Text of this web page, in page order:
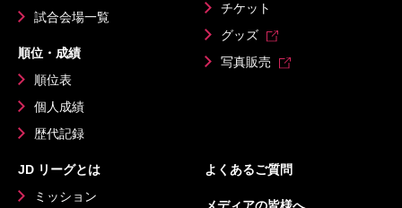
試合会場一覧
順位・成績
順位表
個人成績
歴代記録
チケット
グッズ
写真販売
JD リーグとは
ミッション
よくあるご質問